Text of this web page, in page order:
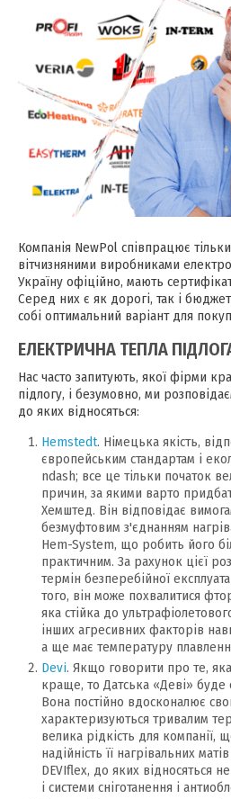
Компанія NewPol співпрацює
вітчизняними виробниками
Україну офіційно, мають
Серед них є як дорогі, так і
собі оптимальний варіант для
ЕЛЕКТРИЧНА ТЕПЛА
Нас часто запитують, якої фірми
підлогу, і безумовно, ми
до яких відносяться:
Hemstedt. Німецька якість,
європейським стандартам і
ndash; все це тільки початок
причин, за якими варто
Хемштед. Він відповідає
безмуфтовим з'єднанням
Hem-System, що робить його
практичним. За рахунок цієї
термін безперебійної
того, він може похвалитися
яка стійка до
інших агресивних факторів
а ще має температуру
Devi. Якщо говорити про те,
краще, то Датська «Деві» буде
Вона постійно вдосконалює
характеризуються тривалим
велика рідкість для компанії,
надійність її нагрівальних
DEVIflex, до яких відносяться
і системи сніготанення і